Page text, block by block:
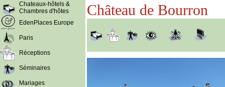
Chateaux-hôtels &
Chambres d'hôtes
EdenPlaces Europe
Paris
Réceptions
Séminaires
Mariages
Château de Bourron